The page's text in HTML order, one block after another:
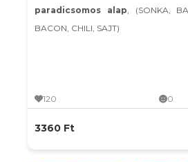
paradicsomos alap, (SONKA,
BACON, CHILI, SAJT)
120 0
3360 Ft